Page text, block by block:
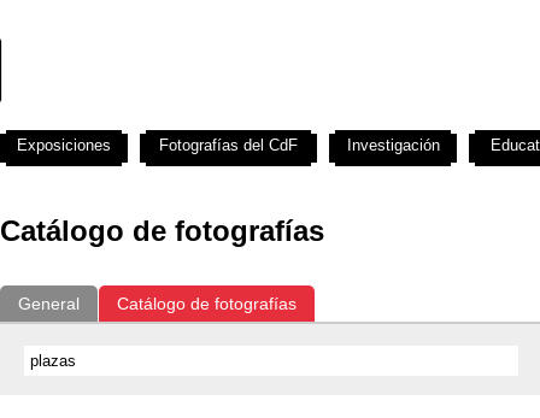
Catálogo de fotografías
General Catálogo de fotografías
Exposiciones Fotografías del CdF Investigación